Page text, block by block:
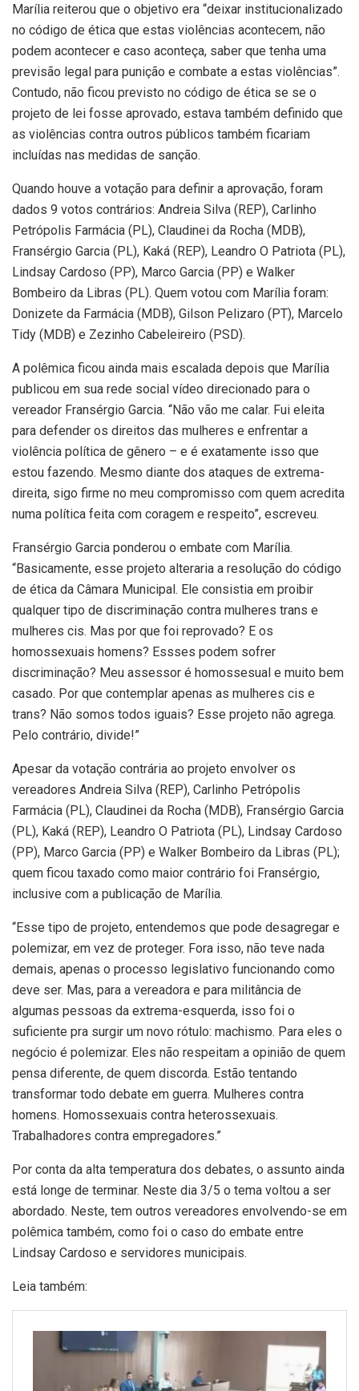
Marília reiterou que o objetivo era “deixar institucionalizado
no código de ética que estas violências acontecem, não
podem acontecer e caso aconteça, saber que tenha uma
previsão legal para punição e combate a estas violências”.
Contudo, não ficou previsto no código de ética se se o
projeto de lei fosse aprovado, estava também definido que
as violências contra outros públicos também ficariam
incluídas nas medidas de sanção.
Quando houve a votação para definir a aprovação, foram
dados 9 votos contrários: Andreia Silva (REP), Carlinho
Petrópolis Farmácia (PL), Claudinei da Rocha (MDB),
Fransérgio Garcia (PL), Kaká (REP), Leandro O Patriota (PL),
Lindsay Cardoso (PP), Marco Garcia (PP) e Walker
Bombeiro da Libras (PL). Quem votou com Marília foram:
Donizete da Farmácia (MDB), Gilson Pelizaro (PT), Marcelo
Tidy (MDB) e Zezinho Cabeleireiro (PSD).
A polêmica ficou ainda mais escalada depois que Marília
publicou em sua rede social vídeo direcionado para o
vereador Fransérgio Garcia. “Não vão me calar. Fui eleita
para defender os direitos das mulheres e enfrentar a
violência política de gênero – e é exatamente isso que
estou fazendo. Mesmo diante dos ataques de extrema-
direita, sigo firme no meu compromisso com quem acredita
numa política feita com coragem e respeito”, escreveu.
Fransérgio Garcia ponderou o embate com Marília.
“Basicamente, esse projeto alteraria a resolução do código
de ética da Câmara Municipal. Ele consistia em proibir
qualquer tipo de discriminação contra mulheres trans e
mulheres cis. Mas por que foi reprovado? E os
homossexuais homens? Essses podem sofrer
discriminação? Meu assessor é homossesual e muito bem
casado. Por que contemplar apenas as mulheres cis e
trans? Não somos todos iguais? Esse projeto não agrega.
Pelo contrário, divide!”
Apesar da votação contrária ao projeto envolver os
vereadores Andreia Silva (REP), Carlinho Petrópolis
Farmácia (PL), Claudinei da Rocha (MDB), Fransérgio Garcia
(PL), Kaká (REP), Leandro O Patriota (PL), Lindsay Cardoso
(PP), Marco Garcia (PP) e Walker Bombeiro da Libras (PL);
quem ficou taxado como maior contrário foi Fransérgio,
inclusive com a publicação de Marília.
“Esse tipo de projeto, entendemos que pode desagregar e
polemizar, em vez de proteger. Fora isso, não teve nada
demais, apenas o processo legislativo funcionando como
deve ser. Mas, para a vereadora e para militância de
algumas pessoas da extrema-esquerda, isso foi o
suficiente pra surgir um novo rótulo: machismo. Para eles o
negócio é polemizar. Eles não respeitam a opinião de quem
pensa diferente, de quem discorda. Estão tentando
transformar todo debate em guerra. Mulheres contra
homens. Homossexuais contra heterossexuais.
Trabalhadores contra empregadores.”
Por conta da alta temperatura dos debates, o assunto ainda
está longe de terminar. Neste dia 3/5 o tema voltou a ser
abordado. Neste, tem outros vereadores envolvendo-se em
polêmica também, como foi o caso do embate entre
Lindsay Cardoso e servidores municipais.
Leia também: